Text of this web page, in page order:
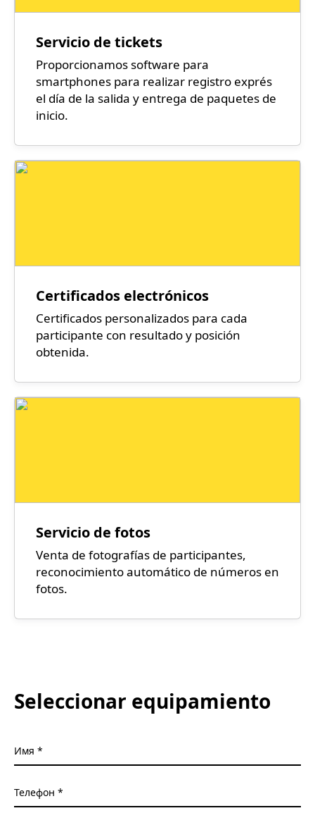
Servicio de tickets
Proporcionamos software para
smartphones para realizar registro exprés
el día de la salida y entrega de paquetes de
inicio.
Certificados electrónicos
Certificados personalizados para cada
participante con resultado y posición
obtenida.
Servicio de fotos
Venta de fotografías de participantes,
reconocimiento automático de números en
fotos.
Seleccionar equipamiento
Имя
Телефон